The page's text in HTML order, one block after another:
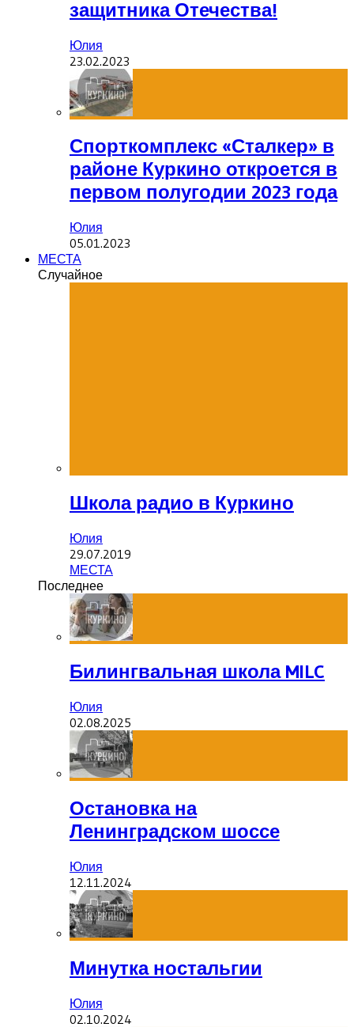
защитника Отечества!
Юлия
23.02.2023
Спорткомплекс «Сталкер» в
районе Куркино откроется в
первом полугодии 2023 года
Юлия
05.01.2023
МЕСТА
Случайное
Школа радио в Куркино
Юлия
29.07.2019
МЕСТА
Последнее
Билингвальная школа MILC
Юлия
02.08.2025
Остановка на
Ленинградском шоссе
Юлия
12.11.2024
Минутка ностальгии
Юлия
02.10.2024